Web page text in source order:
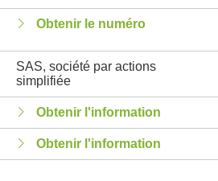
Obtenir le numéro
SAS, société par actions
simplifiée
Obtenir l'information
Obtenir l'information